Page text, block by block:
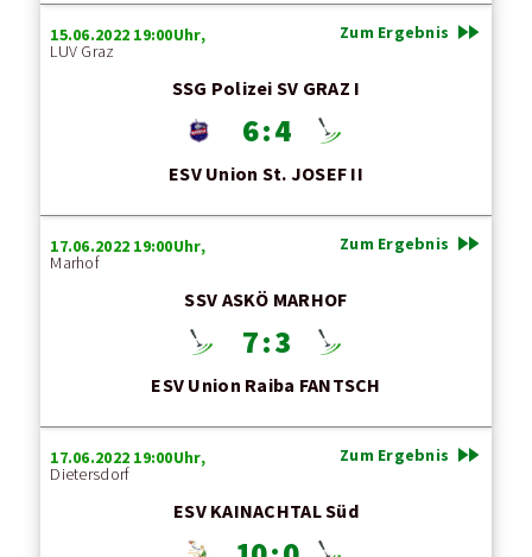
15.06.2022 19:00Uhr,
LUV Graz
SSG Polizei SV GRAZ I
6 : 4
ESV Union St. JOSEF II
Zum Ergebnis fast_forward
17.06.2022 19:00Uhr,
Marhof
SSV ASKÖ MARHOF
7 : 3
ESV Union Raiba FANTSCH
Zum Ergebnis fast_forward
17.06.2022 19:00Uhr,
Dietersdorf
ESV KAINACHTAL Süd
Zum Ergebnis fast_forward